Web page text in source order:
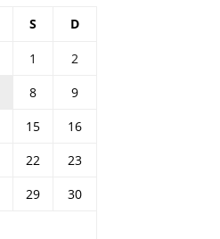
S D
1
2
8
9
15
16
22
23
29
30